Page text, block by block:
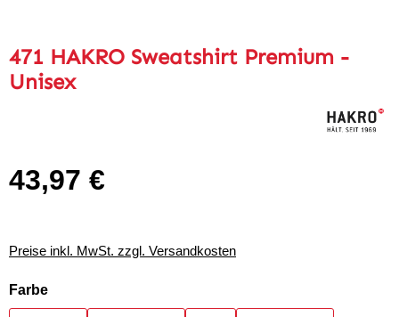
471 HAKRO Sweatshirt Premium -
Unisex
Regulärer Preis:
43,97 €
Preise inkl. MwSt. zzgl. Versandkosten
Farbeauswählen